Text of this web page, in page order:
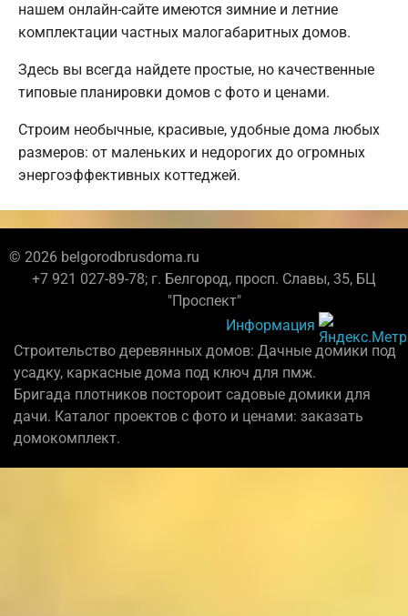
нашем онлайн-сайте имеются зимние и летние
комплектации частных малогабаритных домов.
Здесь вы всегда найдете простые, но качественные
типовые планировки домов с фото и ценами.
Строим необычные, красивые, удобные дома любых
размеров: от маленьких и недорогих до огромных
энергоэффективных коттеджей.
© 2026 belgorodbrusdoma.ru
+7 921 027-89-78; г. Белгород, просп. Славы, 35, БЦ
"Проспект"
Информация
Строительство деревянных домов: Дачные домики под
усадку, каркасные дома под ключ для пмж.
Бригада плотников постороит садовые домики для
дачи. Каталог проектов с фото и ценами: заказать
домокомплект.